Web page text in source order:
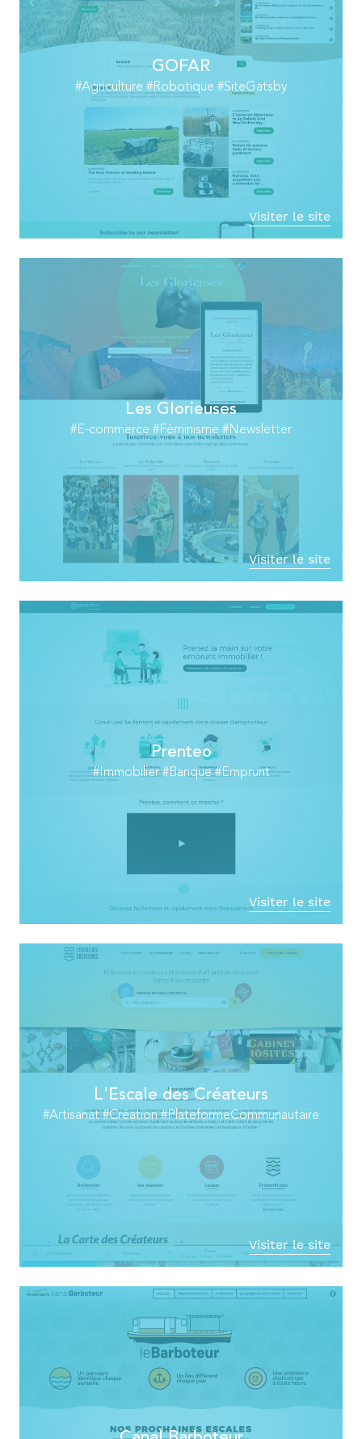
GOFAR
#Agriculture #Robotique #SiteGatsby
Visiter le site
Les Glorieuses
#E-commerce #Féminisme #Newsletter
Visiter le site
Prenteo
#Immobilier #Banque #Emprunt
Visiter le site
L'Escale des Créateurs
#Artisanat #Création #PlateformeCommunautaire
Visiter le site